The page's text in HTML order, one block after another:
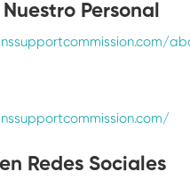
Personal
Redes Sociales